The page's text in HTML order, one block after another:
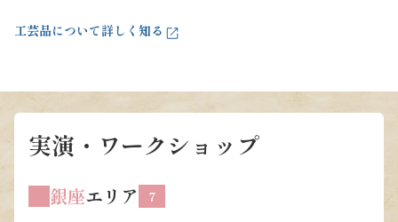
工芸品について詳しく知る
実演・ワークショップ
銀座エリア 7